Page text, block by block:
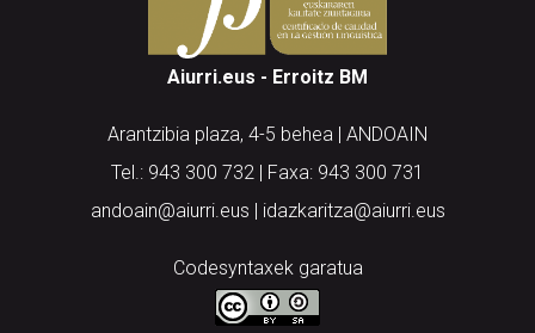
Aiurri.eus - Erroitz BM
Arantzibia plaza, 4-5 behea | ANDOAIN
Tel.: 943 300 732 | Faxa: 943 300 731
andoain@aiurri.eus | idazkaritza@aiurri.eus
Codesyntaxek garatua